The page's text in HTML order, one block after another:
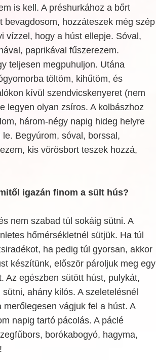
is kell. A préshurkához a bőrt
bevagdosom, hozzáteszek még szép
vízzel, hogy a húst ellepje. Sóval,
paprikával fűszerezem.
teljesen megpuhuljon. Utána
töltöm, kihűtöm, és
kívül szendvicskenyeret (nem
legyen olyan zsíros. A kolbászhoz
három-négy napig hideg helyre
Begyúrom, sóval, borssal,
kis vörösbort teszek hozzá,
igazán finom a sült hús?
nem szabad túl sokáig sütni. A
hőmérsékletnél sütjük. Ha túl
ha pedig túl gyorsan, akkor
készítünk, először pároljuk meg egy
Az egészben sütött húst, pulykát,
ahány kilós. A szeletelésnél
vágjuk fel a húst. A
napig tartó pácolás. A páclé
borókabogyó, hagyma,